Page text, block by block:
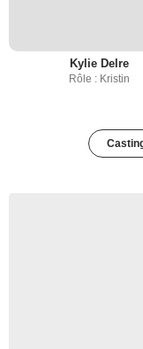
Kylie Delre
Rôle : Kristin